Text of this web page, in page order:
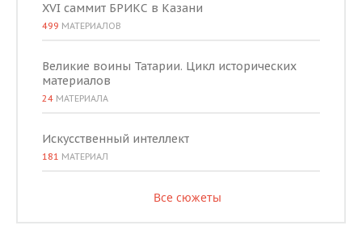
XVI саммит БРИКС в Казани
499 МАТЕРИАЛОВ
Великие воины Татарии. Цикл исторических
материалов
24 МАТЕРИАЛА
Искусственный интеллект
181 МАТЕРИАЛ
Все сюжеты